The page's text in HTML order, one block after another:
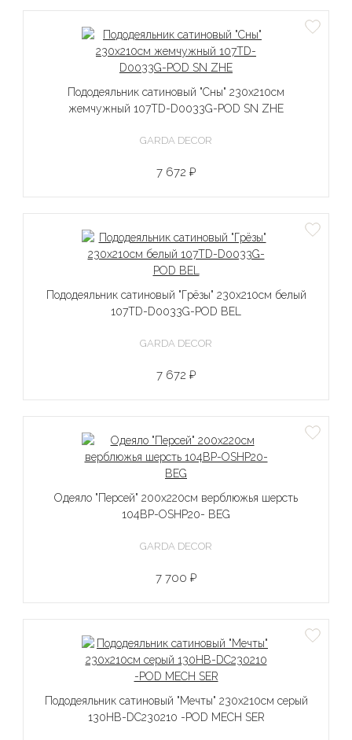
Пододеяльник сатиновый "Сны" 230х210см
жемчужный 107TD-D0033G-POD SN ZHE
GARDA DECOR
7 672 ₽
Пододеяльник сатиновый "Грёзы" 230х210см белый
107TD-D0033G-POD BEL
GARDA DECOR
7 672 ₽
Одеяло "Персей" 200х220см верблюжья шерсть
104BP-OSHP20- BEG
GARDA DECOR
7 700 ₽
Пододеяльник сатиновый "Мечты" 230х210см серый
130HB-DC230210 -POD MECH SER